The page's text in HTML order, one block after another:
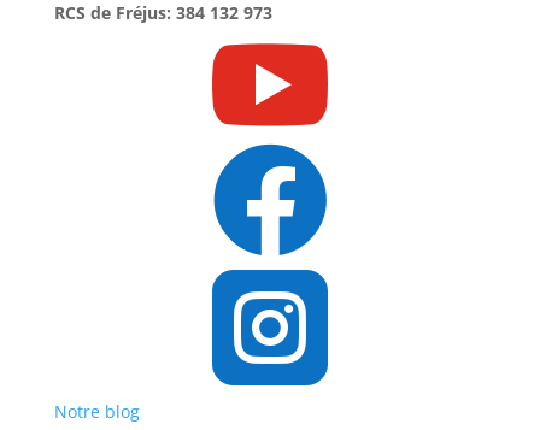
RCS de Fréjus: 384 132 973



Notre blog